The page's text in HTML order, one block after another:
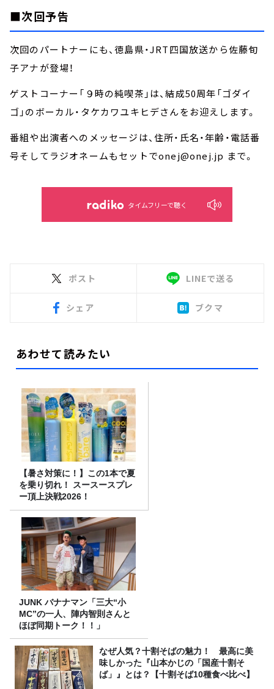
■次回予告
次回のパートナーにも、徳島県・JRT四国放送から佐藤旬
子アナが登場！
ゲストコーナー「９時の純喫茶」は、結成50周年「ゴダイ
ゴ」のボーカル・タケカワユキヒデさんをお迎えします。
番組や出演者へのメッセージは、住所・氏名・年齢・電話番
号そしてラジオネームもセットでonej@onej.jp まで。
タイムフリーで聴く
ポスト LINEで送る
シェア ブクマ
あわせて読みたい
【暑さ対策に！】この1本で夏
を乗り切れ！ スースースプレ
ー頂上決戦2026！
JUNK バナナマン「三大“小
MC”の一人、陣内智則さんと
ほぼ同期トーク！！」
なぜ人気？十割そばの魅力！ 最高に美
味しかった『山本かじの「国産十割そ
ば」』とは？【十割そば10種食べ比べ】